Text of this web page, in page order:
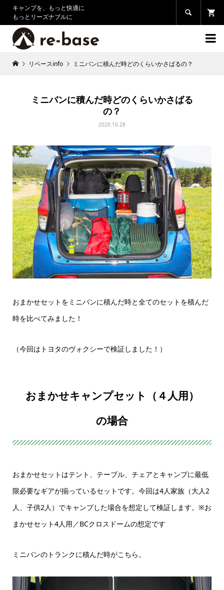
キャンプを、もっと快適に
もっとリーズナブルに


リベースinfo ミニバンに積んだ時どのくらいかさばるの？
ミニバンに積んだ時どのくらいかさばる
の？
2020.10.28
おまかせセットをミニバンに積んだ時と全てのセットを積んだ
時を比べてみました！
（今回はトヨタのヴォクシーで検証しました！）
おまかせキャンプセット（４人用）
の場合
おまかせセットはテント、テーブル、チェアとキャンプに最低
限必要なギアが揃っているセットです。今回は4人家族（大人2
人、子供2人）でキャンプした場合を想定して検証します。※お
まかせセット4人用／BCクロスドームの想定です
ミニバンのトランクに積んだ時がこちら。